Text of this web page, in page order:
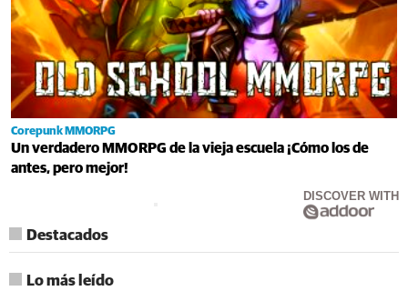
Corepunk MMORPG
Un verdadero MMORPG de la vieja escuela ¡Cómo los de
antes, pero mejor!
DISCOVER WITH
Destacados
Lo más leído